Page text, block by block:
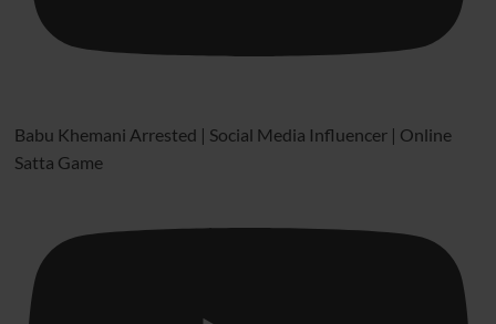
Babu Khemani Arrested | Social Media Influencer | Online
Satta Game